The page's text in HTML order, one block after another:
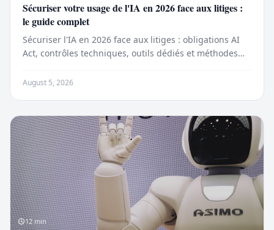
Sécuriser votre usage de l'IA en 2026 face aux litiges :
le guide complet
Sécuriser l'IA en 2026 face aux litiges : obligations AI
Act, contrôles techniques, outils dédiés et méthodes
August 5, 2026
12 min